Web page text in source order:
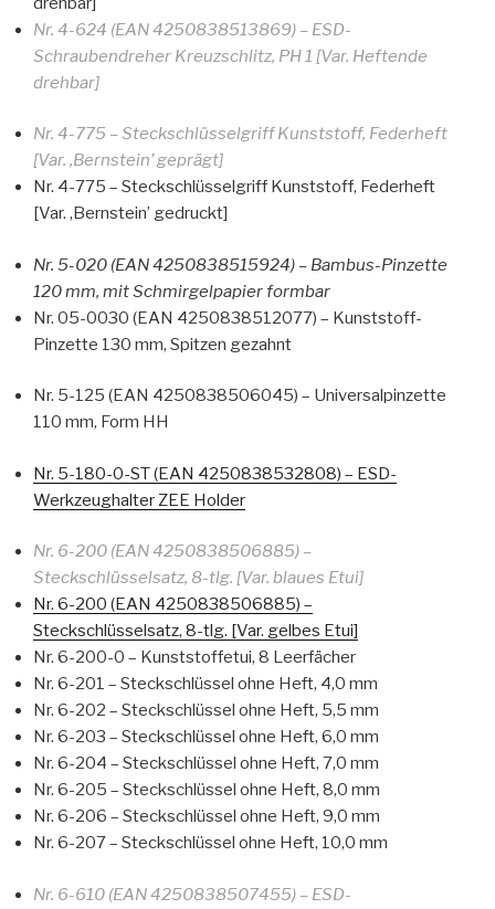
Nr. 4-624 (EAN 4250838513869) – ESD-
Schraubendreher Kreuzschlitz, PH 1 [Var. Heftende
drehbar]
Nr. 4-775 – Steckschlüsselgriff Kunststoff, Federheft
[Var. ‚Bernstein’ geprägt]
Nr. 4-775 – Steckschlüsselgriff Kunststoff, Federheft
[Var. ‚Bernstein’ gedruckt]
Nr. 5-020 (EAN 4250838515924) – Bambus-Pinzette
120 mm, mit Schmirgelpapier formbar
Nr. 05-0030 (EAN 4250838512077) – Kunststoff-
Pinzette 130 mm, Spitzen gezahnt
Nr. 5-125 (EAN 4250838506045) – Universalpinzette
110 mm, Form HH
Nr. 5-180-0-ST (EAN 4250838532808) – ESD-
Werkzeughalter ZEE Holder
Nr. 6-200 (EAN 4250838506885) –
Steckschlüsselsatz, 8-tlg. [Var. blaues Etui]
Nr. 6-200 (EAN 4250838506885) –
Steckschlüsselsatz, 8-tlg. [Var. gelbes Etui]
Nr. 6-200-0 – Kunststoffetui, 8 Leerfächer
Nr. 6-201 – Steckschlüssel ohne Heft, 4,0 mm
Nr. 6-202 – Steckschlüssel ohne Heft, 5,5 mm
Nr. 6-203 – Steckschlüssel ohne Heft, 6,0 mm
Nr. 6-204 – Steckschlüssel ohne Heft, 7,0 mm
Nr. 6-205 – Steckschlüssel ohne Heft, 8,0 mm
Nr. 6-206 – Steckschlüssel ohne Heft, 9,0 mm
Nr. 6-207 – Steckschlüssel ohne Heft, 10,0 mm
Nr. 6-610 (EAN 4250838507455) – ESD-